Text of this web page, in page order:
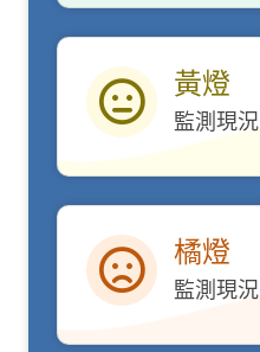
黃燈
黃燈
監測現況
橘燈
橘燈
監測現況